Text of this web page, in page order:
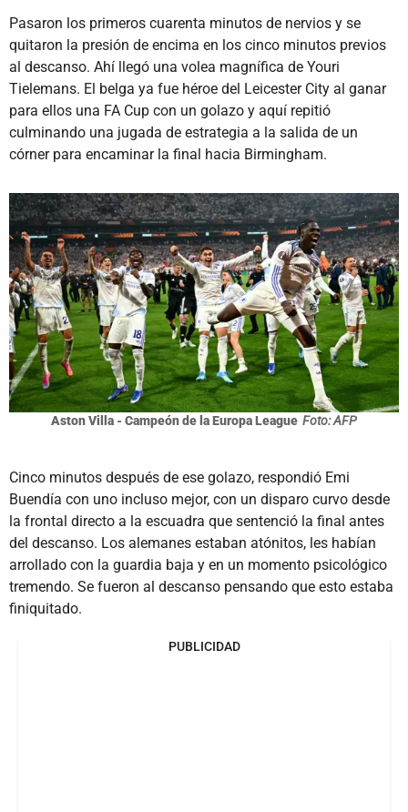
Pasaron los primeros cuarenta minutos de nervios y se
quitaron la presión de encima en los cinco minutos previos
al descanso. Ahí llegó una volea magnífica de Youri
Tielemans. El belga ya fue héroe del Leicester City al ganar
para ellos una FA Cup con un golazo y aquí repitió
culminando una jugada de estrategia a la salida de un
córner para encaminar la final hacia Birmingham.
Aston Villa - Campeón de la Europa League Foto: AFP
Cinco minutos después de ese golazo, respondió Emi
Buendía con uno incluso mejor, con un disparo curvo desde
la frontal directo a la escuadra que sentenció la final antes
del descanso. Los alemanes estaban atónitos, les habían
arrollado con la guardia baja y en un momento psicológico
tremendo. Se fueron al descanso pensando que esto estaba
finiquitado.
PUBLICIDAD